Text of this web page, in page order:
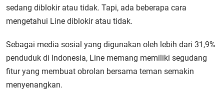
sedang diblokir atau tidak. Tapi, ada beberapa cara
mengetahui Line diblokir atau tidak.
Sebagai media sosial yang digunakan oleh lebih dari 31,9%
penduduk di Indonesia, Line memang memiliki segudang
fitur yang membuat obrolan bersama teman semakin
menyenangkan.